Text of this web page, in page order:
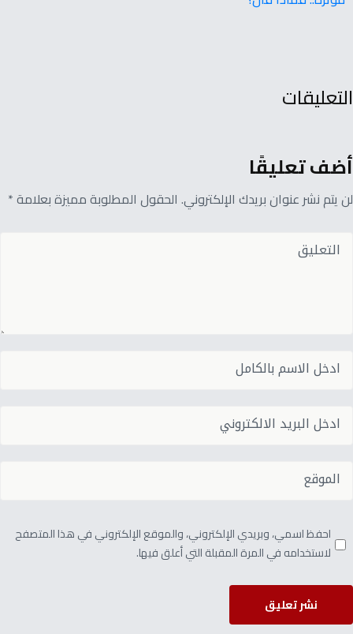
التعليقات
أضف تعليقًا
لن يتم نشر عنوان بريدك الإلكتروني. الحقول المطلوبة مميزة بعلامة *
احفظ اسمي، وبريدي الإلكتروني، والموقع الإلكتروني في هذا المتصفح
لاستخدامه في المرة المقبلة التي أعلق فيها.
نشر تعليق